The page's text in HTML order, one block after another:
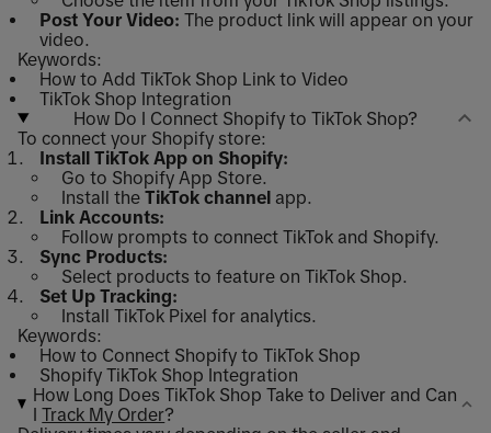
Post Your Video: The product link will appear on your
video.
Keywords:
How to Add TikTok Shop Link to Video
TikTok Shop Integration
How Do I Connect Shopify to TikTok Shop?
To connect your Shopify store:
Install TikTok App on Shopify:
Go to Shopify App Store.
Install the TikTok channel app.
Link Accounts:
Follow prompts to connect TikTok and Shopify.
Sync Products:
Select products to feature on TikTok Shop.
Set Up Tracking:
Install TikTok Pixel for analytics.
Keywords:
How to Connect Shopify to TikTok Shop
Shopify TikTok Shop Integration
How Long Does TikTok Shop Take to Deliver and Can
ITrack My Order?